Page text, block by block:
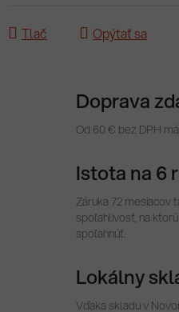
Tlač Opýtať sa
Doprava
Od 60 € bez DPH
Istota na 6
Záruka 72 mesiacov
spoľahlivosť, na
spoľahnúť.
Lokálny
Vďaka skladu v